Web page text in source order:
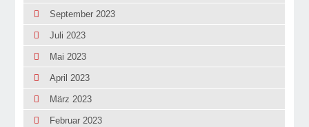
September 2023
Juli 2023
Mai 2023
April 2023
März 2023
Februar 2023